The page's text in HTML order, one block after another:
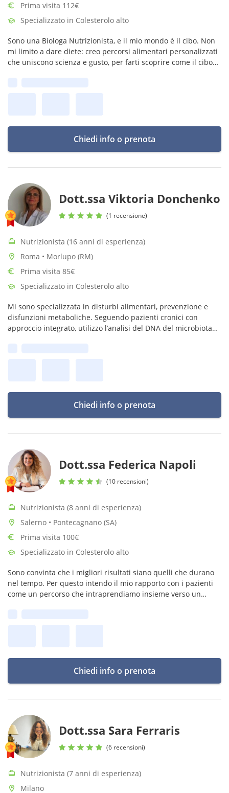
Prima visita 112€
Specializzato in Colesterolo alto
Sono una Biologa Nutrizionista, e il mio mondo è il cibo. Non
mi limito a dare diete: creo percorsi alimentari personalizzati
che uniscono scienza e gusto, per farti scoprire come il cibo
Chiedi info o prenota
Dott.ssa Viktoria Donchenko
(1 recensione)
Nutrizionista (16 anni di esperienza)
Roma • Morlupo (RM)
Prima visita 85€
Specializzato in Colesterolo alto
Mi sono specializzata in disturbi alimentari, prevenzione e
disfunzioni metaboliche. Seguendo pazienti cronici con
approccio integrato, utilizzo l’analisi del DNA del microbiota
Chiedi info o prenota
Dott.ssa Federica Napoli
(10 recensioni)
Nutrizionista (8 anni di esperienza)
Salerno • Pontecagnano (SA)
Prima visita 100€
Specializzato in Colesterolo alto
Sono convinta che i migliori risultati siano quelli che durano
nel tempo. Per questo intendo il mio rapporto con i pazienti
come un percorso che intraprendiamo insieme verso un
Chiedi info o prenota
Dott.ssa Sara Ferraris
(6 recensioni)
Nutrizionista (7 anni di esperienza)
Milano